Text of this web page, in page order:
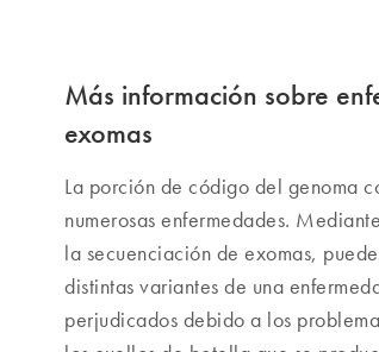
Más información sobre
exomas
La porción de código del genoma
numerosas enfermedades.
la secuenciación de exomas,
distintas variantes de una
perjudicados debido a los